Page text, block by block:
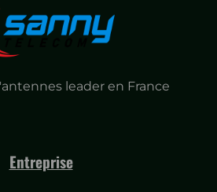
leader en France
Entreprise